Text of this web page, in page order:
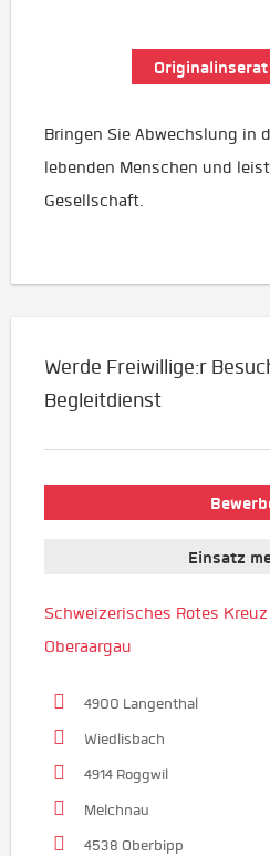
Bringen Sie Abwechslung in
lebenden Menschen und
Gesellschaft.
Werde Freiwillige:r
Begleitdienst
Einsatz
Schweizerisches Rotes
Oberaargau
4900 Langenthal
Wiedlisbach
4914 Roggwil
Melchnau
4538 Oberbipp